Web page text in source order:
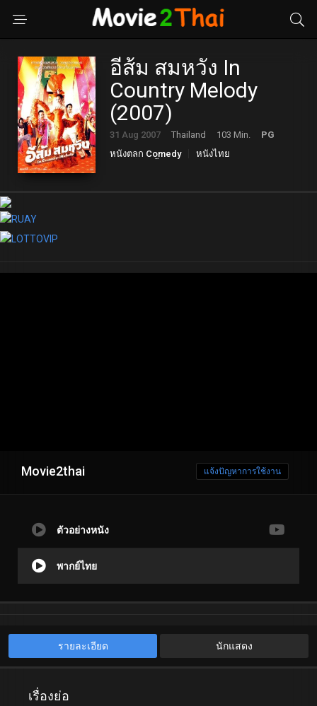
อีส้ม สมหวัง In
Country Melody
(2007)
31 Aug 2007 Thailand 103 Min.
PG
หนังตลก Comedy
หนังไทย
Movie2thai แจ้งปัญหาการใช้งาน
ตัวอย่างหนัง
พากย์ไทย
รายละเอียด นักแสดง
เรื่องย่อ